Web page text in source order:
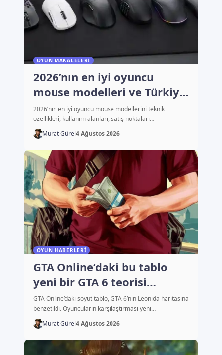
OYUN MAKALELERI
2026’nın en iyi oyuncu
mouse modelleri ve Türkiye
fiyatları
2026’nın en iyi oyuncu mouse modellerini teknik
özellikleri, kullanım alanları, satış noktaları…
Murat Gürel4 Ağustos 2026
OYUN HABERLERI
GTA Online’daki bu tablo
yeni bir GTA 6 teorisi
başlattı
GTA Online’daki soyut tablo, GTA 6’nın Leonida haritasına
benzetildi. Oyuncuların karşılaştırması yeni…
Murat Gürel4 Ağustos 2026